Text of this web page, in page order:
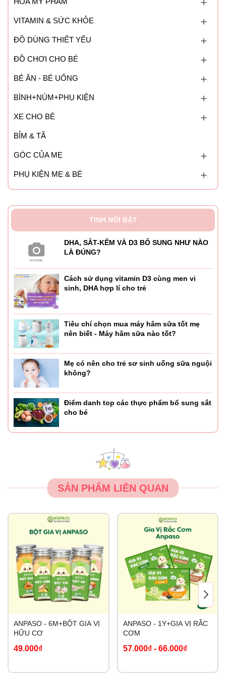
VITAMIN & SỨC KHỎE
ĐỒ DÙNG THIẾT YẾU
ĐỒ CHƠI CHO BÉ
BÉ ĂN - BÉ UỐNG
BÌNH+NÚM+PHỤ KIỆN
XE CHO BÉ
BỈM & TÃ
GÓC CỦA MẸ
PHỤ KIỆN MẸ & BÉ
TINH NỔI BẬT
DHA, SẮT-KẼM VÀ D3 BỔ SUNG NHƯ NÀO
LÀ ĐÚNG?
Cách sử dụng vitamin D3 cùng men vi
sinh, DHA hợp lí cho trẻ
Tiêu chí chọn mua máy hâm sữa tốt mẹ
nên biết - Máy hâm sữa nào tốt?
Mẹ có nên cho trẻ sơ sinh uống sữa nguội
không?
Điểm danh top các thực phẩm bổ sung sắt
cho bé
SẢN PHẨM LIÊN QUAN
ANPASO - 6M+BỘT GIA VỊ
HỮU CƠ
49.000₫
ANPASO - 1Y+GIA VỊ RẮC
CƠM
57.000₫- 66.000₫